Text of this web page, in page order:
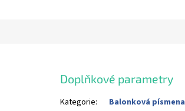
Doplňkové parametry
Kategorie:
Balonková písmena